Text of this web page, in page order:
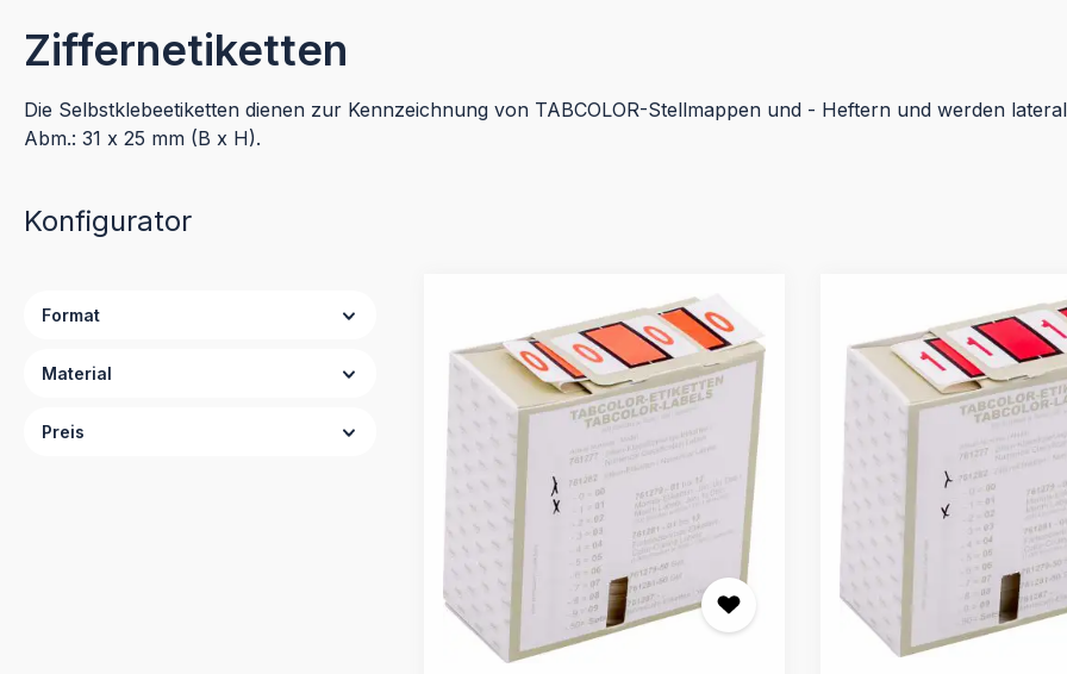
Ziffernetiketten
Die Selbstklebeetiketten dienen zur Kennzeichnung von TABCOLOR-Stellmappen und - Heftern und werden
Abm.: 31 x 25 mm (B x H).
Konfigurator
Format
Material
Preis